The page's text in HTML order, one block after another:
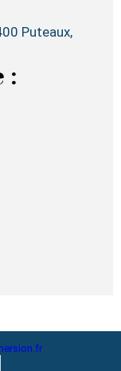
Puteaux,
: